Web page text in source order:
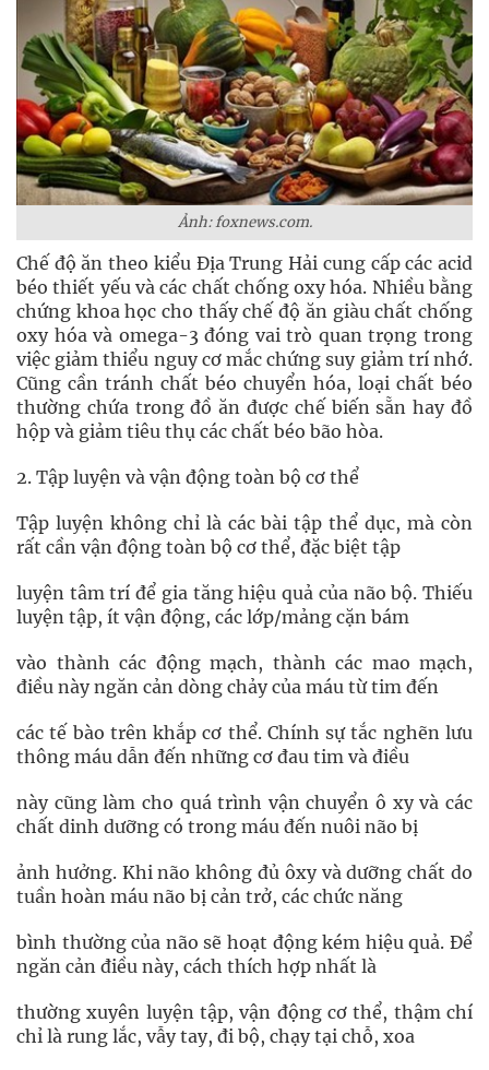
Ảnh: foxnews.com.
Chế độ ăn theo kiểu Địa Trung Hải cung cấp các acid
béo thiết yếu và các chất chống oxy hóa. Nhiều bằng
chứng khoa học cho thấy chế độ ăn giàu chất chống
oxy hóa và omega-3 đóng vai trò quan trọng trong
việc giảm thiểu nguy cơ mắc chứng suy giảm trí nhớ.
Cũng cần tránh chất béo chuyển hóa, loại chất béo
thường chứa trong đồ ăn được chế biến sẵn hay đồ
hộp và giảm tiêu thụ các chất béo bão hòa.
2. Tập luyện và vận động toàn bộ cơ thể
Tập luyện không chỉ là các bài tập thể dục, mà còn
rất cần vận động toàn bộ cơ thể, đặc biệt tập
luyện tâm trí để gia tăng hiệu quả của não bộ. Thiếu
luyện tập, ít vận động, các lớp/mảng cặn bám
vào thành các động mạch, thành các mao mạch,
điều này ngăn cản dòng chảy của máu từ tim đến
các tế bào trên khắp cơ thể. Chính sự tắc nghẽn lưu
thông máu dẫn đến những cơ đau tim và điều
này cũng làm cho quá trình vận chuyển ô xy và các
chất dinh dưỡng có trong máu đến nuôi não bị
ảnh hưởng. Khi não không đủ ôxy và dưỡng chất do
tuần hoàn máu não bị cản trở, các chức năng
bình thường của não sẽ hoạt động kém hiệu quả. Để
ngăn cản điều này, cách thích hợp nhất là
thường xuyên luyện tập, vận động cơ thể, thậm chí
chỉ là rung lắc, vẫy tay, đi bộ, chạy tại chỗ, xoa